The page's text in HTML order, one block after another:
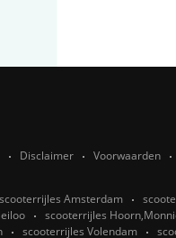
Disclaimer Voorwaarden
scooterrijles Amsterdam
scooterrijles
scooterrijles Volendam